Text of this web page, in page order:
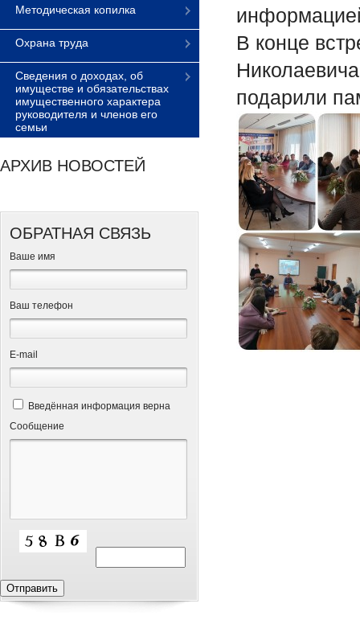
Методическая копилка
Охрана труда
Сведения о доходах, об
имуществе и обязательствах
имущественного характера
руководителя и членов его
семьи
АРХИВ НОВОСТЕЙ
ОБРАТНАЯ СВЯЗЬ
Ваше имя
Ваш телефон
Е-mail
Введённая информация верна
Сообщение
В конце
подарили